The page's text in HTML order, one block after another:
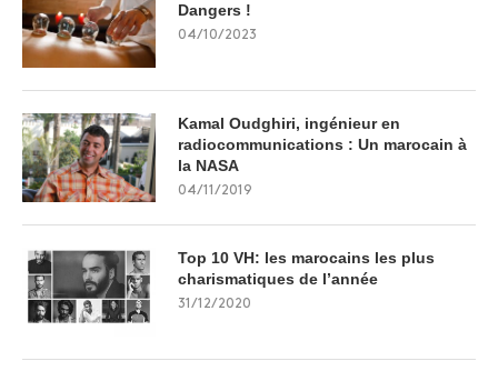
Dangers !
04/10/2023
Kamal Oudghiri, ingénieur en
radiocommunications : Un marocain à
la NASA
04/11/2019
Top 10 VH: les marocains les plus
charismatiques de l’année
31/12/2020